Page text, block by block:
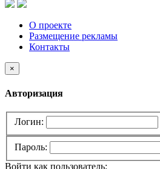
О проекте
Размещение рекламы
Контакты
×
Авторизация
Логин:
Пароль:
Войти как пользователь: